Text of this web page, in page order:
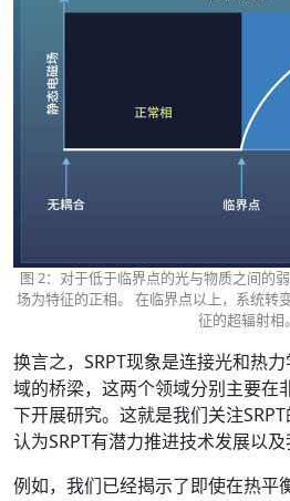
图 2：对于低于临界点的光与物质之间的
场为特征的正相。 在临界点以上，系统转
征的超辐射相。
换言之，SRPT现象是连接光和热
域的桥梁，这两个领域分别主要在
下开展研究。这就是我们关注
认为SRPT有潜力推进技术发展以及
例如，我们已经揭示了即使在热平